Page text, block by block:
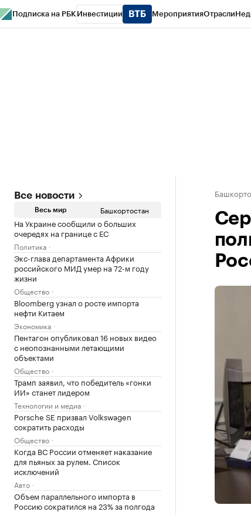
Подписка на РБК Инвестиции МероприятияОтрасли
Все новости
Весь мир Башкортостан
На Украине сообщили о больших
очередях на границе с ЕС
Политика
Экс-глава департамента Африки
российского МИД умер на 72-м году
жизни
Общество
Bloomberg узнал о росте импорта
нефти Китаем
Экономика
Пентагон опубликовал 16 новых видео
с неопознанными летающими
объектами
Общество
Трамп заявил, что победитель «гонки
ИИ» станет лидером
Технологии и медиа
Porsche SE призвал Volkswagen
сократить расходы
Общество
Когда ВС России отменяет наказание
для пьяных за рулем. Список
исключений
Авто
Объем параллельного импорта в
Россию сократился на 23% за полгода